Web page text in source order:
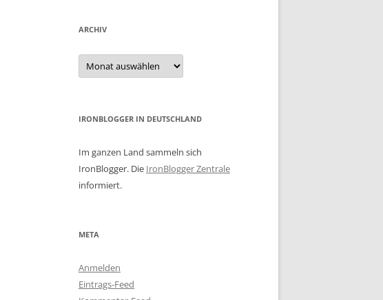
ARCHIV
Archiv
IRONBLOGGER IN DEUTSCHLAND
Im ganzen Land sammeln sich
IronBlogger. Die IronBlogger Zentrale
informiert.
META
Anmelden
Eintrags-Feed